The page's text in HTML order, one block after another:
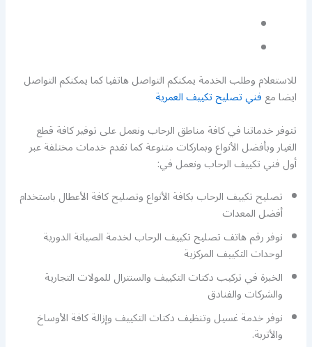
للاستعلام وطلب الخدمة يمكنكم التواصل هاتفيا كما يمكنكم التواصل
ايضا معفني تصليح تكييف العمرية
تتوفر خدماتنا في كافة مناطق الرحاب ونعمل على توفير كافة قطع
الغيار وبأفضل الأنواع وبماركات متنوعة كما نقدم خدمات مختلفة عبر
أول فني تكييف الرحاب ونعمل في:
تصليح تكييف الرحاب بكافة الأنواع وتصليح كافة الأعطال باستخدام
أفضل المعدات
نوفر رقم هاتف تصليح تكييف الرحاب لخدمة الصيانة الدورية
لوحدات التكييف المركزية
الخبرة في تركيب دكتات التكييف والسنترال للمولات التجارية
والشركات والفنادق
نوفر خدمة غسيل وتنظيف دكتات التكييف وإزالة كافة الأوساخ
والأتربة.